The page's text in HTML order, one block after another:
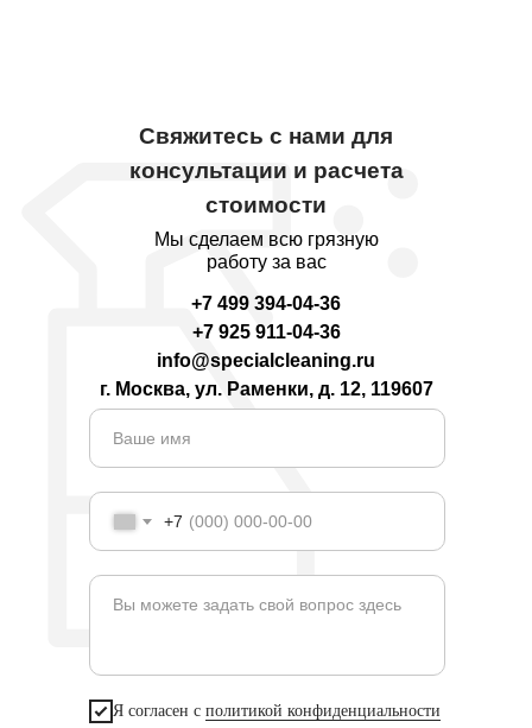
Свяжитесь с нами для
консультации и расчета
стоимости
Мы сделаем всю грязную
работу за вас
+7 499 394-04-36
+7 925 911-04-36
info@specialcleaning.ru
г. Москва, ул. Раменки, д. 12, 119607
Ваше имя
+7
Вы можете задать свой вопрос здесь
Я согласен с политикой конфиденциальности